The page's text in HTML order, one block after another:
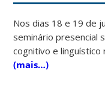
Nos dias 18 e 19 de
seminário presencial
cognitivo e
(mais…)